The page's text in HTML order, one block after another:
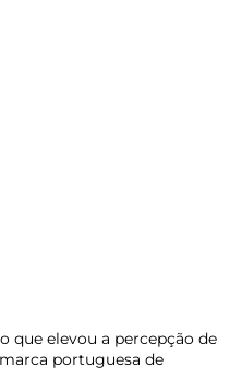
que elevou a percepção de
portuguesa de